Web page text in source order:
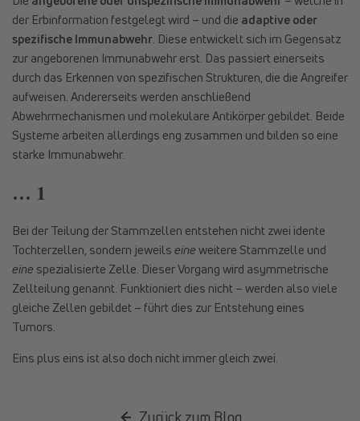
der Erbinformation festgelegt wird – und die adaptive oder
spezifische Immunabwehr . Diese entwickelt sich im Gegensatz
zur angeborenen Immunabwehr erst. Das passiert einerseits
durch das Erkennen von spezifischen Strukturen, die die Angreifer
aufweisen. Andererseits werden anschließend
Abwehrmechanismen und molekulare Antikörper gebildet. Beide
Systeme arbeiten allerdings eng zusammen und bilden so eine
starke Immunabwehr.
… 1
Bei der Teilung der Stammzellen entstehen nicht zwei idente
Tochterzellen, sondern jeweils eine weitere Stammzelle und
eine spezialisierte Zelle. Dieser Vorgang wird asymmetrische
Zellteilung genannt. Funktioniert dies nicht – werden also viele
gleiche Zellen gebildet – führt dies zur Entstehung eines
Tumors.
Eins plus eins ist also doch nicht immer gleich zwei.